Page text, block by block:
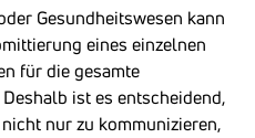
Gesundheitswesen kann
eines einzelnen
für die gesamte
ist es entscheidend,
nur zu kommunizieren,